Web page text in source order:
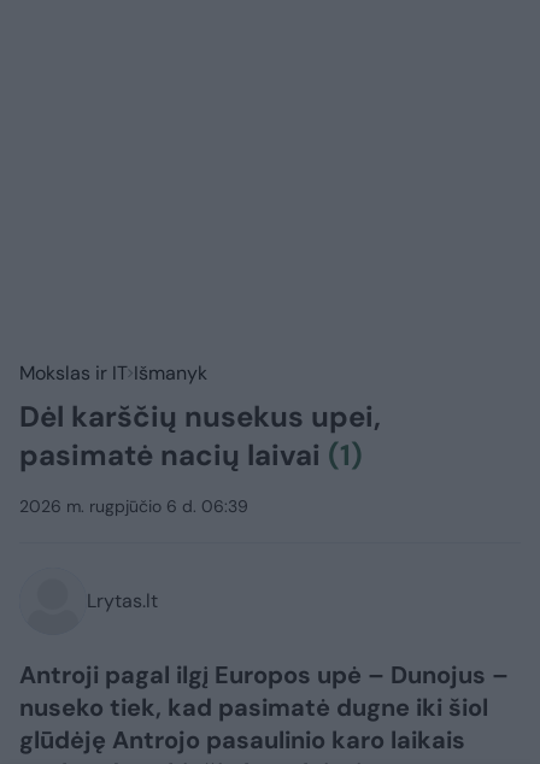
Mokslas ir IT Išmanyk
Dėl karščių nusekus upei,
pasimatė nacių laivai (1)
2026 m. rugpjūčio 6 d. 06:39
Lrytas.lt
Antroji pagal ilgį Europos upė – Dunojus –
nuseko tiek, kad pasimatė dugne iki šiol
glūdėję Antrojo pasaulinio karo laikais